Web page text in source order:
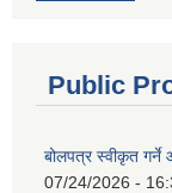
Public
बोलपत्र स्वीकृत
07/24/2026 -